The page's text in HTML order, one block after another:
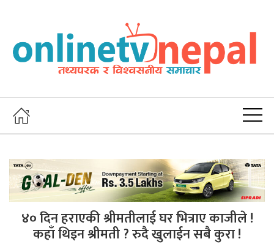
४० दिन हराएकी श्रीमतीलाई घर भित्राए काजीले !
कहाँ थिइन श्रीमती ? रुदै खुलाईन सबै कुरा !